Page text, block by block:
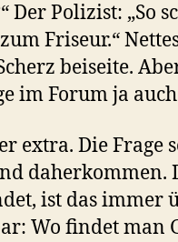
Der Polizist: „So
Friseur.“
beiseite.
im Forum ja
extra. Die Frage
daherkommen.
ist das immer
Wo findet man